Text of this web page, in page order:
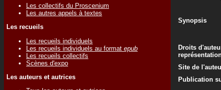
Les collectifs du Proscenium
Les autres appels à textes
Les recueils
Les recueils individuels
Les recueils individuels au format epub
Les recueils collectifs
Scènes d'expo
Les auteurs et autrices
Synopsis
Droits
Site de
Publication